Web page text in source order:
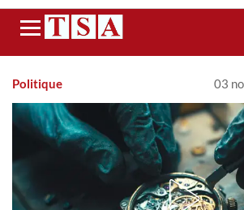
Menu
Politique 03